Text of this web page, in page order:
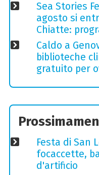
Sea Stories
agosto si
Chiatte:
Caldo a
biblioteche
gratuito per
Festa di San
focaccette,
d'artificio